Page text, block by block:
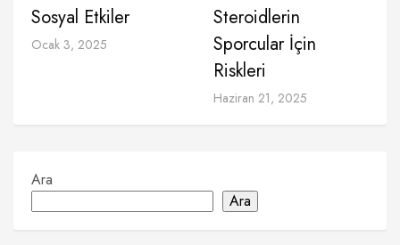
Sosyal Etkiler
Ocak 3, 2025
Steroidlerin
Sporcular İçin
Riskleri
Haziran 21, 2025
Ara
Ara